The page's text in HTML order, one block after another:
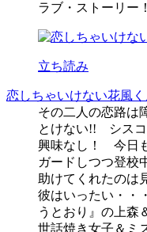
ラブ・ストーリー！
立ち読み
恋しちゃいけない花風
その二人の恋路は
とけない!! シスコ
興味なし！ 今日
ガードしつつ登
助けてくれたのは
彼はいったい・・
うとおり』の上森
世話焼き女子＆ミ